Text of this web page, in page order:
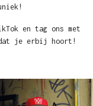
en tag ons met
je erbij hoort!